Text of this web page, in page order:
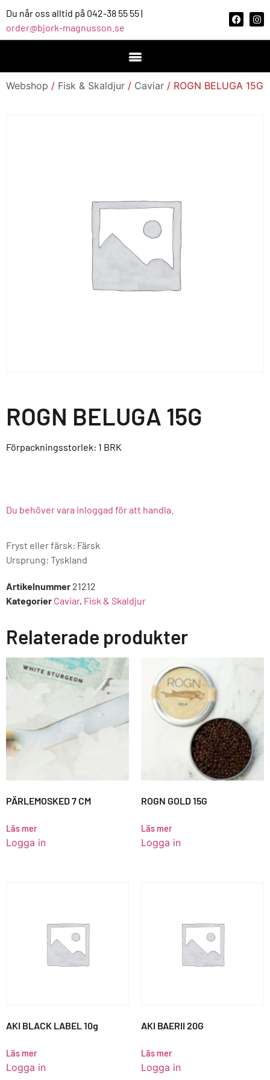
Du når oss alltid på 042-38 55 55 |
order@bjork-magnusson.se
Webshop / Fisk & Skaldjur / Caviar / ROGN BELUGA 15G
ROGN BELUGA 15G
Förpackningsstorlek: 1 BRK
Du behöver vara inloggad för att handla.
Fryst eller färsk: Färsk
Ursprung: Tyskland
Artikelnummer 21212
Kategorier Caviar, Fisk & Skaldjur
Relaterade produkter
PÄRLEMOSKED 7 CM
Läs mer
Logga in
ROGN GOLD 15G
Läs mer
Logga in
AKI BLACK LABEL 10g
Läs mer
Logga in
AKI BAERII 20G
Läs mer
Logga in